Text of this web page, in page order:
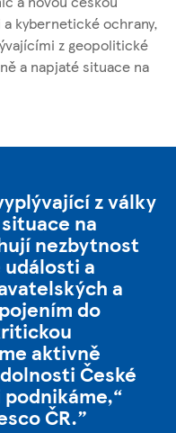
kybernetické ochrany,
z geopolitické
a napjaté situace na
z války
na
nezbytnost
a
a
do
aktivně
České
ČR.